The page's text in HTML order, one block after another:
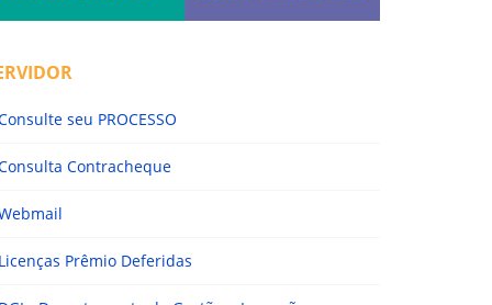
seu PROCESSO
Contracheque
Prêmio Deferidas